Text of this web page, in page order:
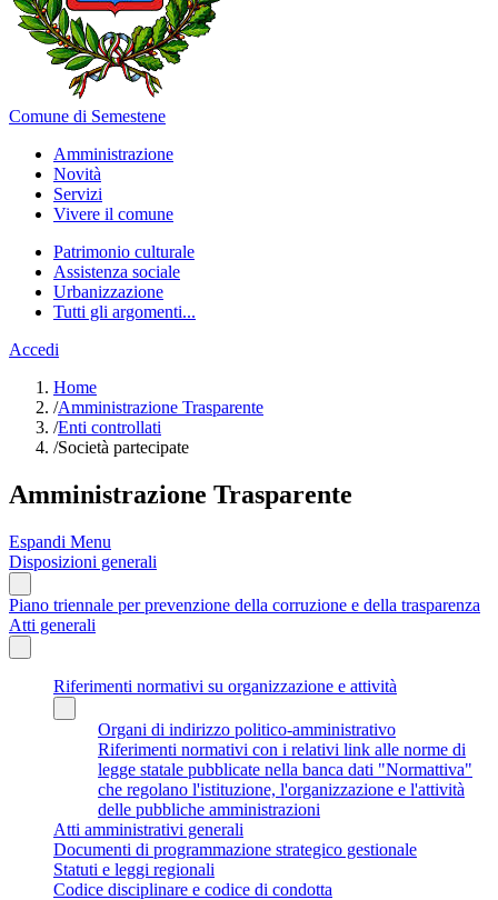
Comune di Semestene
Amministrazione
Novità
Servizi
Vivere il comune
Patrimonio culturale
Assistenza sociale
Urbanizzazione
Tutti gli argomenti...
Accedi
Home
/Amministrazione Trasparente
/Enti controllati
/Società partecipate
Amministrazione Trasparente
Espandi Menu
Disposizioni generali
Piano triennale per prevenzione della corruzione e della trasparenza
Atti generali
Riferimenti normativi su organizzazione e attività
Organi di indirizzo politico-amministrativo
Riferimenti normativi con i relativi link alle norme di
legge statale pubblicate nella banca dati "Normattiva"
che regolano l'istituzione, l'organizzazione e l'attività
delle pubbliche amministrazioni
Atti amministrativi generali
Documenti di programmazione strategico gestionale
Statuti e leggi regionali
Codice disciplinare e codice di condotta